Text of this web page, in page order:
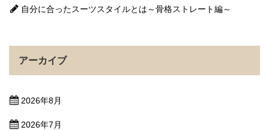
自分に合ったスーツスタイルとは～骨格ストレート編～
アーカイブ
2026年8月
2026年7月